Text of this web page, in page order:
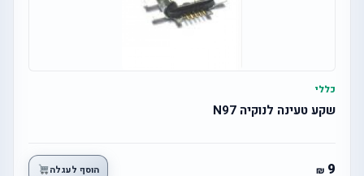
כללי
שקע טעינה לנוקיה N97
9 הוסף לעגלה